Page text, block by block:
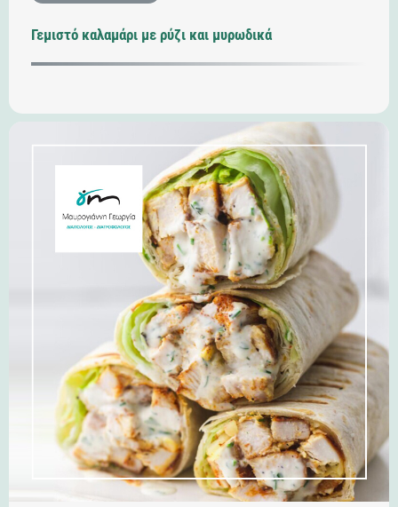
Γεμιστό καλαμάρι με ρύζι και μυρωδικά